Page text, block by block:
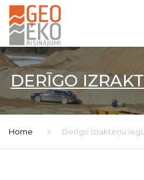
DERĪGO
Home Derīgo izrakteņu